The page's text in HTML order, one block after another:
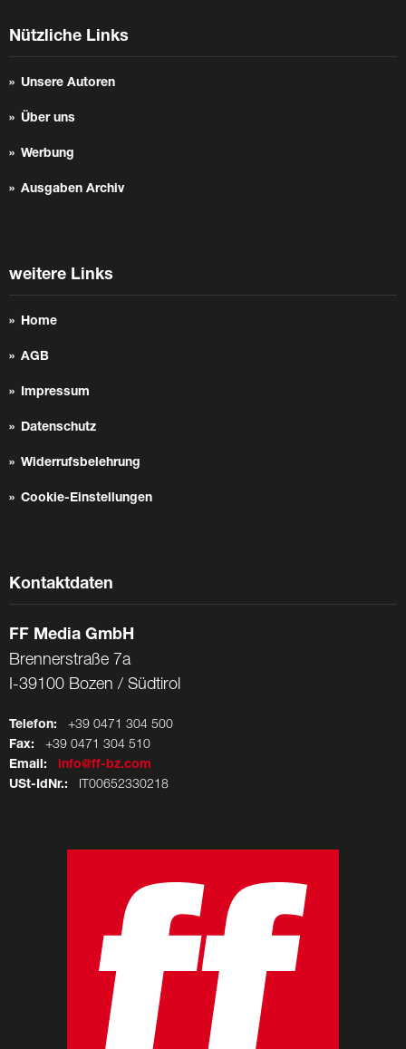
Nützliche Links
Unsere Autoren
Über uns
Werbung
Ausgaben Archiv
weitere Links
Home
AGB
Impressum
Datenschutz
Widerrufsbelehrung
Cookie-Einstellungen
Kontaktdaten
FF Media GmbH
Brennerstraße 7a
I-39100 Bozen / Südtirol
Telefon: +39 0471 304 500
Fax: +39 0471 304 510
Email:
info@ff-bz.com
USt-IdNr.: IT00652330218